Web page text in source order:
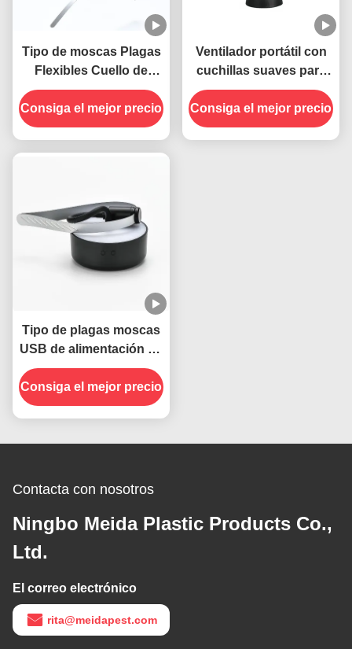
Tipo de moscas Plagas
Flexibles Cuello de
ganso USB Alimentado
Trampas para moscas
colgantes Ventilador
Consiga el mejor precio
Ventilador portátil con
cuchillas suaves para
mantener alejadas a las
moscas en interiores y
exteriores
Consiga el mejor precio
Tipo de plagas moscas
USB de alimentación de
cuello plegable
colgante insectos
repelente de ventilador
Consiga el mejor precio
Contacta con nosotros
Ningbo Meida Plastic Products Co.,
Ltd.
El correo electrónico
rita@meidapest.com